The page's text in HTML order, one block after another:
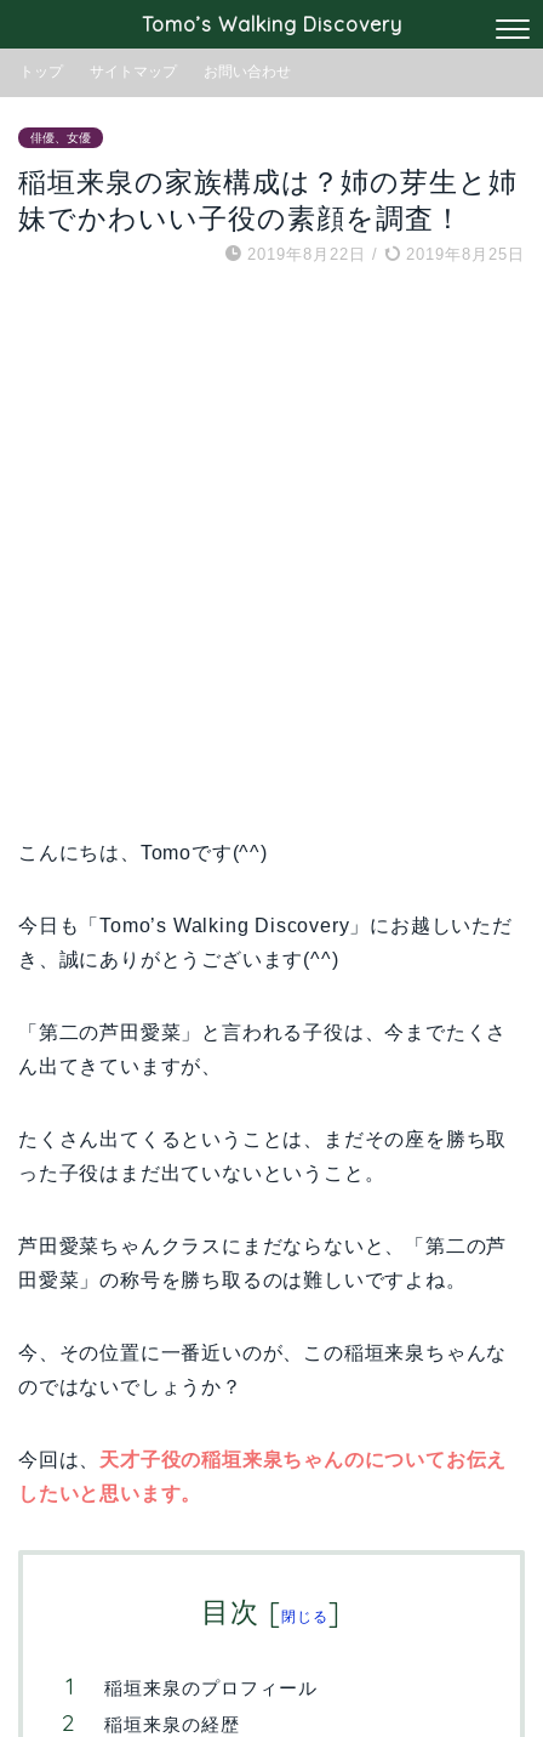
Tomo’s Walking Discovery
トップ サイトマップ お問い合わせ
俳優、女優
稲垣来泉の家族構成は？姉の芽生と姉
妹でかわいい子役の素顔を調査！
2019年8月22日 / 2019年8月25日
こんにちは、Tomoです(^^)
今日も「Tomo’s Walking Discovery」にお越しいただ
き、誠にありがとうございます(^^)
「第二の芦田愛菜」と言われる子役は、今までたくさ
ん出てきていますが、
たくさん出てくるということは、まだその座を勝ち取
った子役はまだ出ていないということ。
芦田愛菜ちゃんクラスにまだならないと、「第二の芦
田愛菜」の称号を勝ち取るのは難しいですよね。
今、その位置に一番近いのが、この稲垣来泉ちゃんな
のではないでしょうか？
今回は、 天才子役の稲垣来泉ちゃんのについてお伝え
したいと思います。
目次 [閉じる]
稲垣来泉のプロフィール
稲垣来泉の経歴